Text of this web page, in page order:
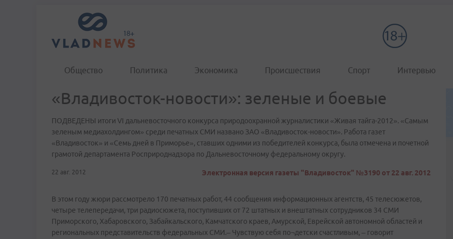
Общество Политика Экономика Происшествия Спорт Интервью
«Владивосток-новости»: зеленые и боевые
ПОДВЕДЕНЫ итоги VI дальневосточного конкурса природоохранной журналистики «Живая тайга-2012». «Самым
зеленым медиахолдингом» среди печатных СМИ названо ЗАО «Владивосток-новости». Работа газет
«Владивосток» и «Семь дней в Приморье», ставших одними из победителей конкурса, была отмечена и почетной
грамотой департамента Росприроднадзора по Дальневосточному федеральному округу.
22 авг. 2012 Электронная версия газеты "Владивосток" №3190 от 22 авг. 2012
В этом году жюри рассмотрело 170 печатных работ, 44 сообщения информационных агентств, 45 телесюжетов,
четыре телепередачи, три радиосюжета, поступивших от 72 штатных и внештатных сотрудников 34 СМИ
Приморского, Хабаровского, Забайкальского, Камчатского краев, Амурской, Еврейской автономной областей и
региональных представительств федеральных СМИ.– Чувствую себя по¬детски счастливым, – говорит